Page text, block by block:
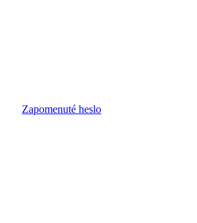
Zapomenuté heslo